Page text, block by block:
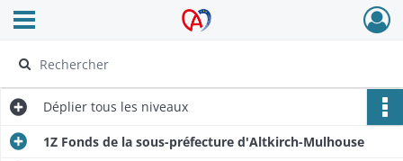
Archives Alsace - Colmar
Ouvrir le menu déroulant
Déplier tous les niveaux
1Z Fonds de la sous-préfecture d'Altkirch-Mulhouse